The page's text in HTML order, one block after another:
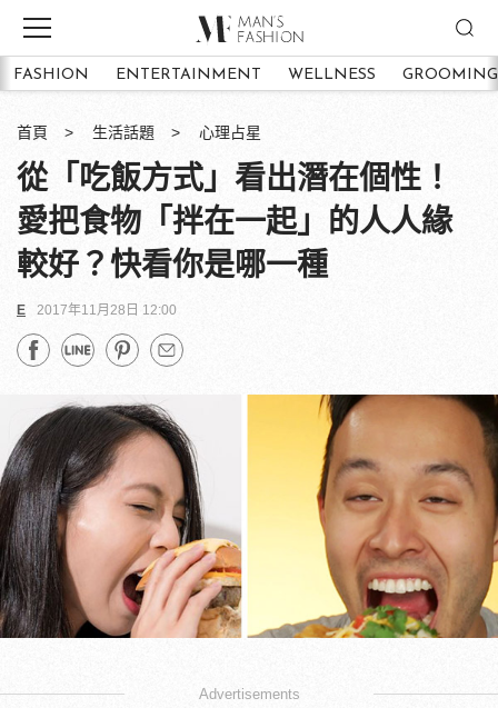
FASHION ENTERTAINMENT WELLNESS GROOMING
首頁 生活話題 心理占星
從「吃飯方式」看出潛在個性！
愛把食物「拌在一起」的人人緣
較好？快看你是哪一種
E 2017年11月28日 12:00
Advertisements